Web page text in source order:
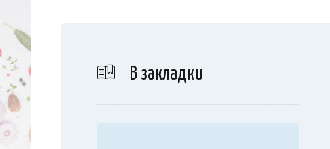
В закладки